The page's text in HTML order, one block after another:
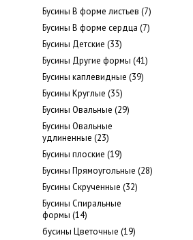
Бусины В форме листьев (7)
Бусины В форме сердца (7)
Бусины Детские (33)
Бусины Другие формы (41)
Бусины каплевидные (39)
Бусины Круглые (35)
Бусины Овальные (29)
Бусины Овальные
удлиненные (23)
Бусины плоские (19)
Бусины Прямоугольные (28)
Бусины Скрученные (32)
Бусины Спиральные
формы (14)
бусины Цветочные (19)